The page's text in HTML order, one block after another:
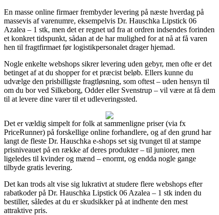
En masse online firmaer frembyder levering på næste hverdag på
massevis af varenumre, eksempelvis Dr. Hauschka Lipstick 06
Azalea – 1 stk, men det er regnet ud fra at ordren indsendes forinden
et konkret tidspunkt, sådan at de har mulighed for at nå at få varen
hen til fragtfirmaet før logistikpersonalet drager hjemad.
Nogle enkelte webshops sikrer levering uden gebyr, men ofte er det
betinget af at du shopper for et præcist beløb. Ellers kunne du
udvælge den prisbilligste fragtløsning, som oftest – uden hensyn til
om du bor ved Silkeborg, Odder eller Svenstrup – vil være at få dem
til at levere dine varer til et udleveringssted.
Det er vældig simpelt for folk at sammenligne priser (via fx
PriceRunner) på forskellige online forhandlere, og af den grund har
langt de fleste Dr. Hauschka e-shops set sig tvunget til at stampe
prisniveauet på en række af deres produkter – til juniorer, men
ligeledes til kvinder og mænd – enormt, og endda nogle gange
tilbyde gratis levering.
Det kan trods alt vise sig lukrativt at studere flere webshops efter
rabatkoder på Dr. Hauschka Lipstick 06 Azalea – 1 stk inden du
bestiller, således at du er skudsikker på at indhente den mest
attraktive pris.